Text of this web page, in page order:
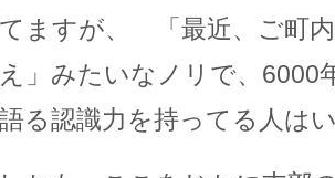
ますが、 「最近、ご町
」みたいなノリで、6000
る認識力を持ってる人は